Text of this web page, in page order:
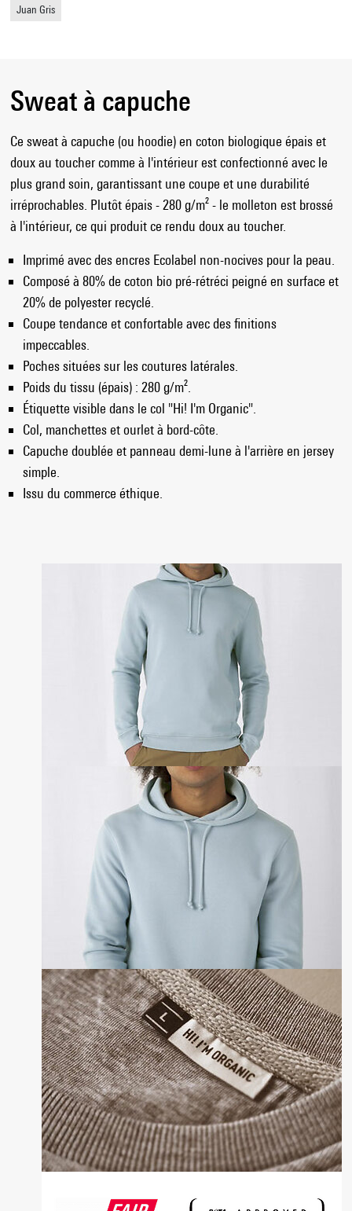
Juan Gris
Sweat à capuche
Ce sweat à capuche (ou hoodie) en coton biologique épais et
doux au toucher comme à l'intérieur est confectionné avec le
plus grand soin, garantissant une coupe et une durabilité
irréprochables. Plutôt épais - 280 g/m² - le molleton est brossé
à l'intérieur, ce qui produit ce rendu doux au toucher.
Imprimé avec des encres Ecolabel non-nocives pour la peau.
Composé à 80% de coton bio pré-rétréci peigné en surface et
20% de polyester recyclé.
Coupe tendance et confortable avec des finitions
impeccables.
Poches situées sur les coutures latérales.
Poids du tissu (épais) : 280 g/m².
Étiquette visible dans le col "Hi! I'm Organic".
Col, manchettes et ourlet à bord-côte.
Capuche doublée et panneau demi-lune à l'arrière en jersey
simple.
Issu du commerce éthique.